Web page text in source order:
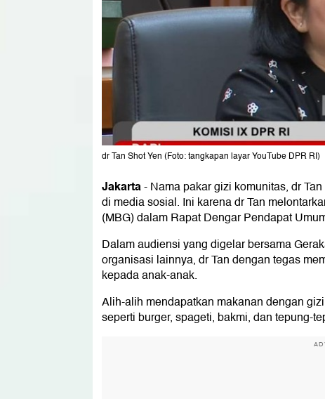
dr Tan Shot Yen (Foto: tangkapan layar YouTube DPR RI)
Jakarta-Nama pakar gizi komunitas, dr
di media sosial. Ini karena dr Tan
(MBG) dalam Rapat Dengar Pendapat
Dalam audiensi yang digelar bersama
organisasi lainnya, dr Tan dengan tegas
kepada anak-anak.
Alih-alih mendapatkan makanan dengan
seperti burger, spageti, bakmi, dan tepung-